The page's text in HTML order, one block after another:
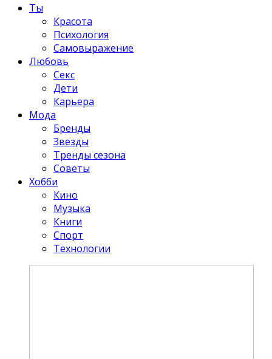
Ты
Красота
Психология
Самовыражение
Любовь
Секс
Дети
Карьера
Мода
Бренды
Звезды
Тренды сезона
Советы
Хобби
Кино
Музыка
Книги
Спорт
Технологии